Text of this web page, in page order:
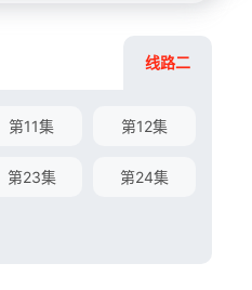
线路二
第11集 第12集
第23集 第24集